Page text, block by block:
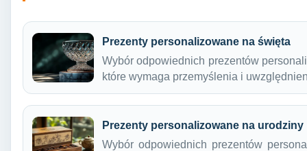
Prezenty personalizowane na święta
Wybór odpowiednich prezentów
które wymaga przemyślenia i
Prezenty personalizowane na urodziny
Wybór odpowiednich prezentów